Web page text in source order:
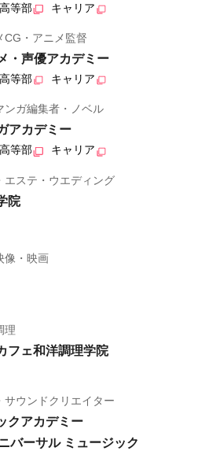
高等部 キャリア
CG・アニメ監督
・声優アカデミー
高等部 キャリア
ンガ編集者・ノベル
アカデミー
高等部 キャリア
エステ・ウエディング
院
像・映画
理
フェ和洋調理学院
ウンドクリエイター
クアカデミー
バーサル ミュージック